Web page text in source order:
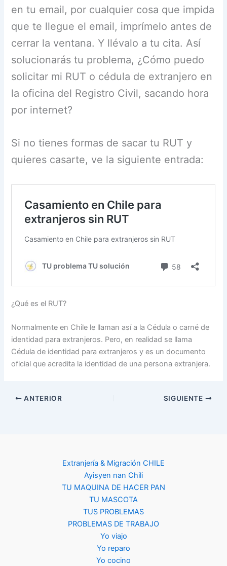
en tu email, por cualquier cosa que impida
que te llegue el email, imprímelo antes de
cerrar la ventana. Y llévalo a tu cita. Así
solucionarás tu problema, ¿Cómo puedo
solicitar mi RUT o cédula de extranjero en
la oficina del Registro Civil, sacando hora
por internet?
Si no tienes formas de sacar tu RUT y
quieres casarte, ve la siguiente entrada:
¿Qué es el RUT?
Normalmente en Chile le llaman así a la Cédula o carné de
identidad para extranjeros. Pero, en realidad se llama
Cédula de identidad para extranjeros y es un documento
oficial que acredita la identidad de una persona extranjera.
ANTERIOR SIGUIENTE
Extranjería & Migración CHILE
Ayisyen nan Chili
TU MAQUINA DE HACER PAN
TU MASCOTA
TUS PROBLEMAS
PROBLEMAS DE TRABAJO
Yo viajo
Yo reparo
Yo cocino